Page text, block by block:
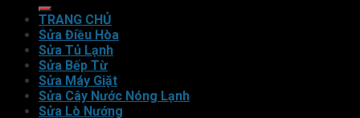
TRANG CHỦ
Sửa Điều Hòa
Sửa Tủ Lạnh
Sửa Bếp Từ
Sửa Máy Giặt
Sửa Cây Nước Nóng Lạnh
Sửa Lò Nướng